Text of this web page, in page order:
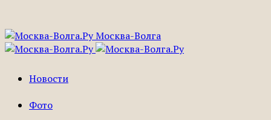
Москва-Волга
Новости
Фото